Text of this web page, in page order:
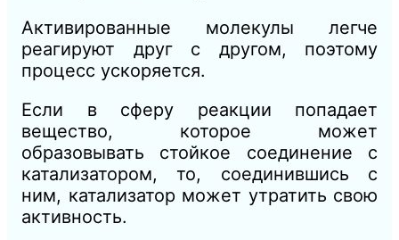
Активированные молекулы легче
реагируют друг с другом, поэтому
процесс ускоряется.
Если в сферу реакции попадает
вещество, которое может
образовывать стойкое соединение с
катализатором, то, соединившись с
ним, катализатор может утратить свою
активность.